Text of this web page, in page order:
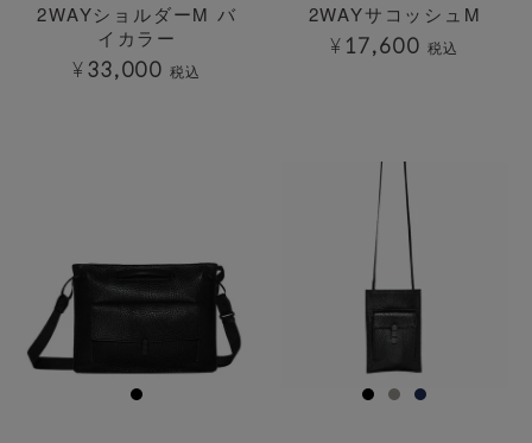
2WAYショルダーM バ
イカラー
¥33,000 税込
2WAYサコッシュM
¥ 17,600 税込